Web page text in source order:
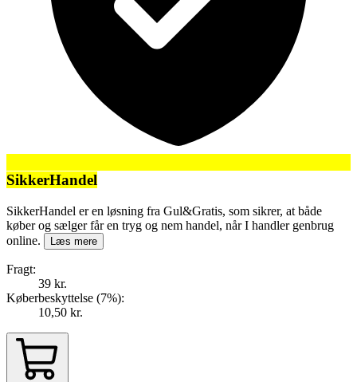
SikkerHandel
SikkerHandel er en løsning fra Gul&Gratis, som sikrer, at både
køber og sælger får en tryg og nem handel, når I handler genbrug
online.
Læs mere
Fragt:
39 kr.
Køberbeskyttelse (7%):
10,50 kr.